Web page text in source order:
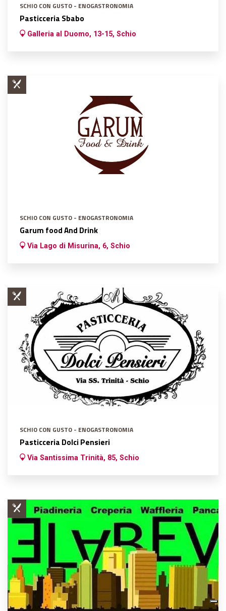
SCHIO CON GUSTO - ENOGASTRONOMIA
Pasticceria Sbabo
Galleria al Duomo, 13-15, Schio
SCHIO CON GUSTO - ENOGASTRONOMIA
Garum food And Drink
Via Lago di Misurina, 6, Schio
SCHIO CON GUSTO - ENOGASTRONOMIA
Pasticceria Dolci Pensieri
Via Santissima Trinità, 85, Schio